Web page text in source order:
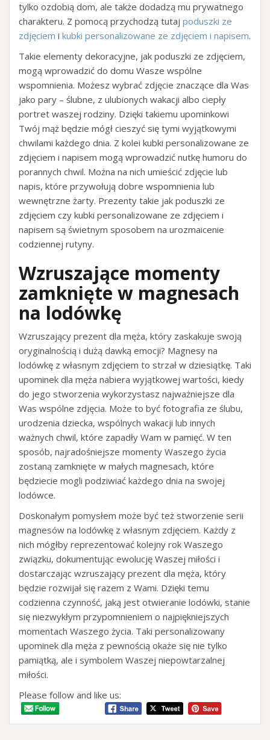
tylko ozdobią dom, ale także dodadzą mu prywatnego
charakteru. Z pomocą przychodzą tutaj poduszki ze
zdjęciem i kubki personalizowane ze zdjęciem i napisem.
Takie elementy dekoracyjne, jak poduszki ze zdjęciem,
mogą wprowadzić do domu Wasze wspólne
wspomnienia. Możesz wybrać zdjęcie znaczące dla Was
jako pary – ślubne, z ulubionych wakacji albo ciepły
portret waszej rodziny. Dzięki takiemu upominkowi
Twój mąż będzie mógł cieszyć się tymi wyjątkowymi
chwilami każdego dnia. Z kolei kubki personalizowane ze
zdjęciem i napisem mogą wprowadzić nutkę humoru do
porannych chwil. Można na nich umieścić zdjęcie lub
napis, które przywołują dobre wspomnienia lub
wewnętrzne żarty. Prezenty takie jak poduszki ze
zdjęciem czy kubki personalizowane ze zdjęciem i
napisem są świetnym sposobem na urozmaicenie
codziennej rutyny.
Wzruszające momenty
zamknięte w magnesach
na lodówkę
Wzruszający prezent dla męża, który zaskakuje swoją
oryginalnością i dużą dawką emocji? Magnesy na
lodówkę z własnym zdjęciem to strzał w dziesiątkę. Taki
upominek dla męża nabiera wyjątkowej wartości, kiedy
do jego stworzenia wykorzystasz najważniejsze dla
Was wspólne zdjęcia. Może to być fotografia ze ślubu,
urodzenia dziecka, wspólnych wakacji lub innych
ważnych chwil, które zapadły Wam w pamięć. W ten
sposób, najradośniejsze momenty Waszego życia
zostaną zamknięte w małych magnesach, które
będziecie mogli podziwiać każdego dnia na swojej
lodówce.
Doskonałym pomysłem może być też stworzenie serii
magnesów na lodówkę z własnym zdjęciem. Każdy z
nich mógłby reprezentować kolejny rok Waszego
związku, dokumentując ewolucję Waszej miłości i
dostarczając wzruszający prezent dla męża, który
będzie rozwijał się razem z Wami. Dzięki temu
codzienna czynność, jaką jest otwieranie lodówki, stanie
się niezwykłym przypomnieniem o najpiękniejszych
momentach Waszego życia. Taki personalizowany
upominek dla męża z pewnością okaże się nie tylko
pamiątką, ale i symbolem Waszej niepowtarzalnej
miłości.
Please follow and like us: